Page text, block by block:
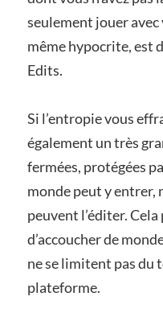
seulement jouer avec
même hypocrite, est
Edits.
Si l’entropie vous
également un très
fermées, protégées
monde peut y entrer,
peuvent l’éditer.
d’accoucher de
ne se limitent pas du
plateforme.